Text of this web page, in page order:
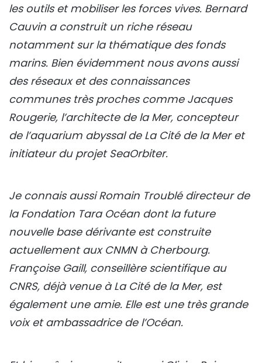
les outils et mobiliser les forces vives. Bernard
Cauvin a construit un riche réseau
notamment sur la thématique des fonds
marins. Bien évidemment nous avons aussi
des réseaux et des connaissances
communes très proches comme Jacques
Rougerie, l’architecte de la Mer, concepteur
de l’aquarium abyssal de La Cité de la Mer et
initiateur du projet SeaOrbiter.
Je connais aussi Romain Troublé directeur de
la Fondation Tara Océan dont la future
nouvelle base dérivante est construite
actuellement aux CNMN à Cherbourg.
Françoise Gaill, conseillère scientifique au
CNRS, déjà venue à La Cité de la Mer, est
également une amie. Elle est une très grande
voix et ambassadrice de l’Océan.